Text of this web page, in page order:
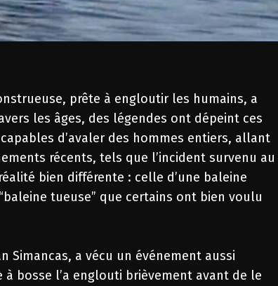
prête à engloutir les humains, a
les âges, des légendes ont dépeint ces
d’avaler des hommes entiers, allant
récents, tels que l’incident survenu au
bien différente : celle d’une baleine
tueuse” que certains ont bien voulu
Simancas, a vécu un événement aussi
bosse l’a englouti brièvement avant de le